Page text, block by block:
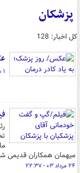
پزشکان
کل اخبار: 128
۱ شهریور ۰۳ - ۱۴:۳۰
میهمان همکاران قدیمی
۲۴ مرداد ۰۳ - ۲۲:۳۷